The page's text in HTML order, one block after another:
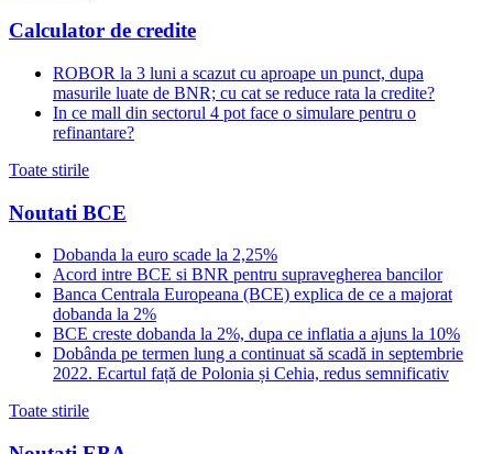
Calculator de credite
ROBOR la 3 luni a scazut cu aproape un punct, dupa
masurile luate de BNR; cu cat se reduce rata la credite?
In ce mall din sectorul 4 pot face o simulare pentru o
refinantare?
Toate stirile
Noutati BCE
Dobanda la euro scade la 2,25%
Acord intre BCE si BNR pentru supravegherea bancilor
Banca Centrala Europeana (BCE) explica de ce a majorat
dobanda la 2%
BCE creste dobanda la 2%, dupa ce inflatia a ajuns la 10%
Dobânda pe termen lung a continuat să scadă in septembrie
2022. Ecartul față de Polonia și Cehia, redus semnificativ
Toate stirile